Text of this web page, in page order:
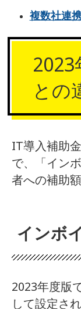
複数社連
2023
との
IT導入補助
で、「イン
者への補助
インボ
2023年度版
して設定さ